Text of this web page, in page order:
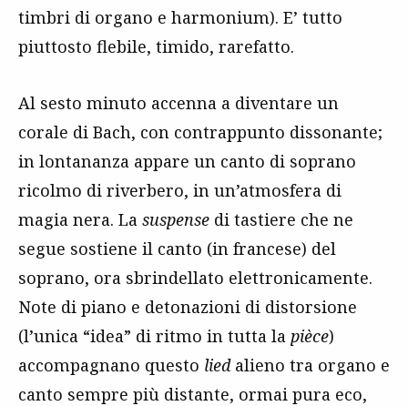
timbri di organo e harmonium). E’ tutto
piuttosto flebile, timido, rarefatto.
Al sesto minuto accenna a diventare un
corale di Bach, con contrappunto dissonante;
in lontananza appare un canto di soprano
ricolmo di riverbero, in un’atmosfera di
magia nera. La suspense di tastiere che ne
segue sostiene il canto (in francese) del
soprano, ora sbrindellato elettronicamente.
Note di piano e detonazioni di distorsione
(l’unica “idea” di ritmo in tutta la pièce)
accompagnano questo liedalieno tra organo e
canto sempre più distante, ormai pura eco,